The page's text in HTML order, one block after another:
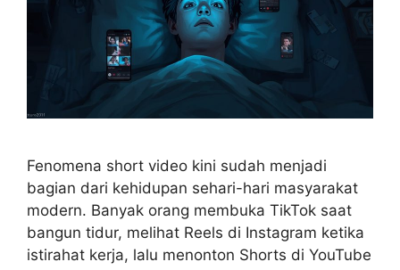
Fenomena short video kini sudah menjadi
bagian dari kehidupan sehari-hari masyarakat
modern. Banyak orang membuka TikTok saat
bangun tidur, melihat Reels di Instagram ketika
istirahat kerja, lalu menonton Shorts di YouTube